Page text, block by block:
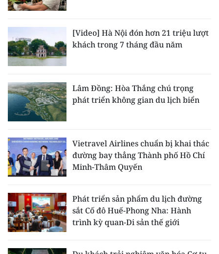
[Video] Hà Nội đón hơn 21 triệu lượt
khách trong 7 tháng đầu năm
Lâm Đồng: Hòa Thắng chú trọng
phát triển không gian du lịch biển
Vietravel Airlines chuẩn bị khai thác
đường bay thẳng Thành phố Hồ Chí
Minh-Thâm Quyến
Phát triển sản phẩm du lịch đường
sắt Cố đô Huế-Phong Nha: Hành
trình kỳ quan-Di sản thế giới